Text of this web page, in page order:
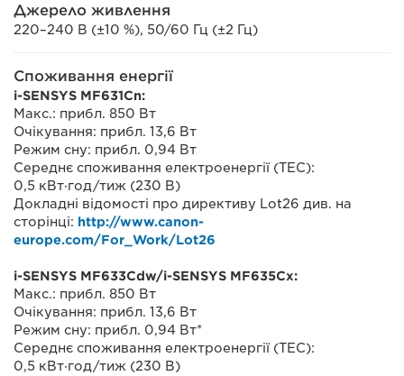
Джерело живлення
220–240 В (±10 %), 50/60 Гц (±2 Гц)
Споживання енергії
i-SENSYS MF631Cn:
Макс.: прибл. 850 Вт
Очікування: прибл. 13,6 Вт
Режим сну: прибл. 0,94 Вт
Середнє споживання електроенергії (TEC):
0,5 кВт·год/тиж (230 В)
Докладні відомості про директиву Lot26 див. на
сторінці: http://www.canon-
europe.com/For_Work/Lot26
i-SENSYS MF633Cdw/i-SENSYS MF635Cx:
Макс.: прибл. 850 Вт
Очікування: прибл. 13,6 Вт
Режим сну: прибл. 0,94 Вт*
Середнє споживання електроенергії (TEC):
0,5 кВт·год/тиж (230 В)